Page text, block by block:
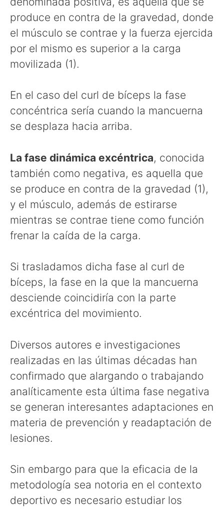
produce en contra de la gravedad, donde
el músculo se contrae y la fuerza ejercida
por el mismo es superior a la carga
movilizada (1).
En el caso del curl de bíceps la fase
concéntrica sería cuando la mancuerna
se desplaza hacia arriba.
La fase dinámica excéntrica, conocida
también como negativa, es aquella que
se produce en contra de la gravedad (1),
y el músculo, además de estirarse
mientras se contrae tiene como función
frenar la caída de la carga.
Si trasladamos dicha fase al curl de
bíceps, la fase en la que la mancuerna
desciende coincidiría con la parte
excéntrica del movimiento.
Diversos autores e investigaciones
realizadas en las últimas décadas han
confirmado que alargando o trabajando
analíticamente esta última fase negativa
se generan interesantes adaptaciones en
materia de prevención y readaptación de
lesiones.
Sin embargo para que la eficacia de la
metodología sea notoria en el contexto
deportivo es necesario estudiar los